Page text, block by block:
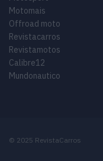
Motomais
Offroad moto
Revistacarros
Revistamotos
Calibre12
Mundonautico
© 2025 RevistaCarros